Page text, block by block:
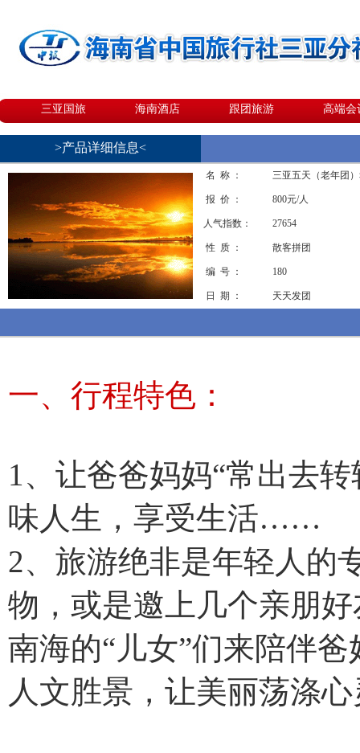
三亚国旅 海南酒店 跟团旅游 高端会
>产品详细信息<
名 称 ： 三亚五天（老年团
报 价 ： 800元/人
人气指数： 27654
性 质 ： 散客拼团
编 号 ： 180
日 期 ： 天天发团
一、 行程特色：
1、让爸爸妈妈“常出去
味人生，享受生活……
2、旅游绝非是年轻人的
物，或是邀上几个亲朋
南海的“儿女”们来陪伴
人文胜景，让美丽荡涤